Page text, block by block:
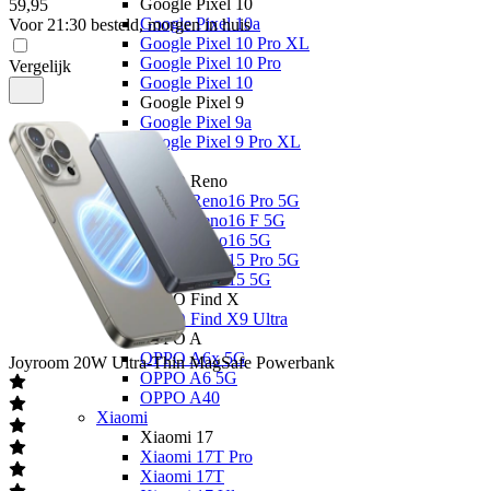
Google Pixel 10
Google Pixel 10a
Google Pixel 10 Pro XL
Google Pixel 10 Pro
Google Pixel 10
Google Pixel 9
Google Pixel 9a
Google Pixel 9 Pro XL
OPPO
OPPO Reno
OPPO Reno16 Pro 5G
OPPO Reno16 F 5G
OPPO Reno16 5G
OPPO Reno15 Pro 5G
OPPO Reno15 5G
OPPO Find X
OPPO Find X9 Ultra
OPPO A
OPPO A6x 5G
OPPO A6 5G
OPPO A40
Xiaomi
Xiaomi 17
Xiaomi 17T Pro
Xiaomi 17T
59,95
Voor 21:30 besteld, morgen in huis
Vergelijk
Joyroom 20W Ultra-Thin MagSafe Powerbank